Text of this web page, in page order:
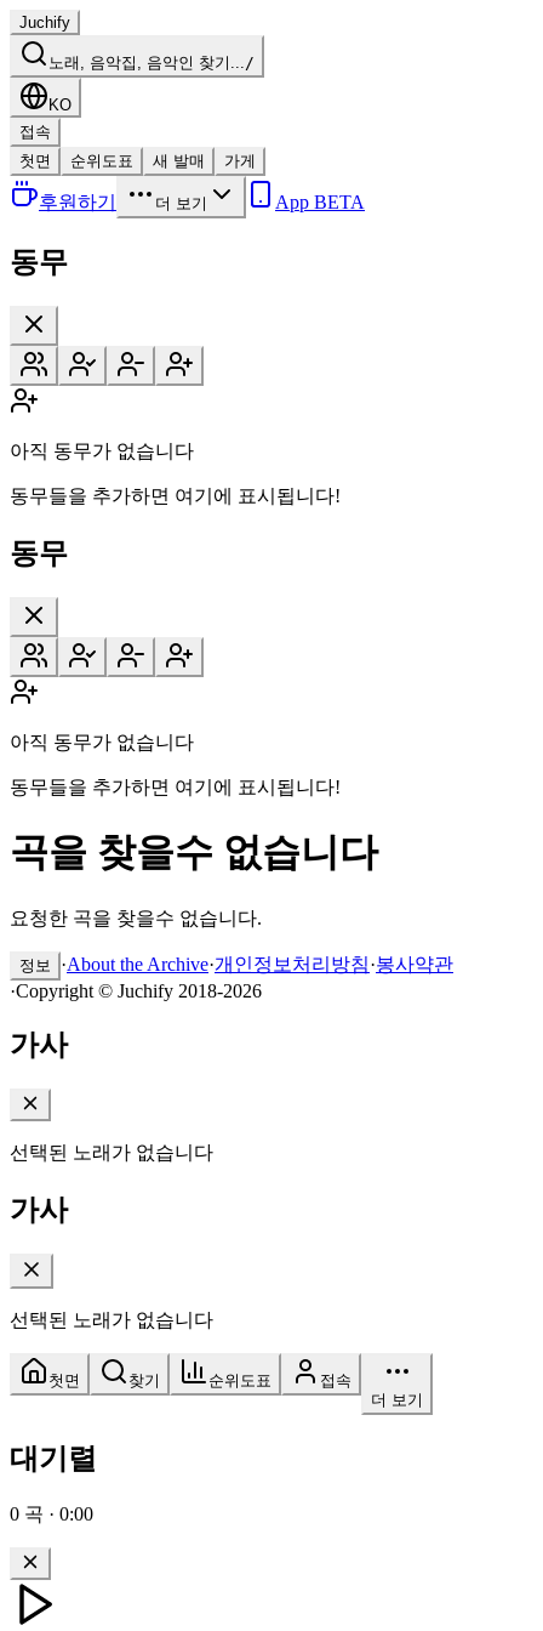
Juchify
노래, 음악집, 음악인 찾기.../
KO
접속
첫면
순위도표 새 발매 가게
후원하기 더 보기 App BETA
동무
아직 동무가 없습니다
동무들을 추가하면 여기에 표시됩니다!
동무
아직 동무가 없습니다
동무들을 추가하면 여기에 표시됩니다!
곡을 찾을수 없습니다
요청한 곡을 찾을수 없습니다.
정보 ·About the Archive·개인정보처리방침·봉사약관
·Copyright © Juchify 2018-2026
가사
선택된 노래가 없습니다
가사
선택된 노래가 없습니다
첫면 찾기 순위도표
접속
더 보기
대기렬
0 곡 · 0:00